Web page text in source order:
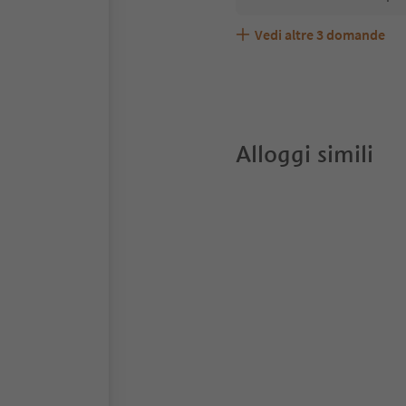
Residence Bacher
Quali servizi/attività
Gli ospiti di Residence
Vedi altre 3 domande
Alloggi simili